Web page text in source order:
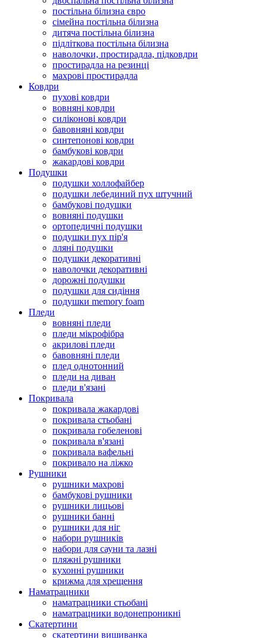
постільна білизна євро
сімейна постільна білизна
дитяча постільна білизна
підліткова постільна білизна
наволочки, простирадла, підковдри
простирадла на резинці
махрові простирадла
Ковдри
пухові ковдри
вовняні ковдри
силіконові ковдри
бавовняні ковдри
синтепонові ковдри
бамбукові ковдри
жакардові ковдри
Подушки
подушки холлофайбер
подушки лебединий пух штучний
бамбукові подушки
вовняні подушки
ортопедичні подушки
подушки пух пір'я
лляні подушки
подушки декоративні
наволочки декоративні
дорожні подушки
подушки для сидіння
подушки memory foam
Пледи
вовняні пледи
пледи мікрофібра
акрилові пледи
бавовняні пледи
плед однотонний
пледи на диван
пледи в'язані
Покривала
покривала жакардові
покривала стьобані
покривала гобеленові
покривала в'язані
покривала вафельні
покривало на ліжко
Рушники
рушники махрові
бамбукові рушники
рушники лицьові
рушники банні
рушники для ніг
набори рушників
набори для сауни та лазні
пляжні рушники
кухонні рушники
крижма для хрещення
Наматрацники
наматрацники стьобані
наматрацники водонепроникні
Скатертини
скатертини вишиванка